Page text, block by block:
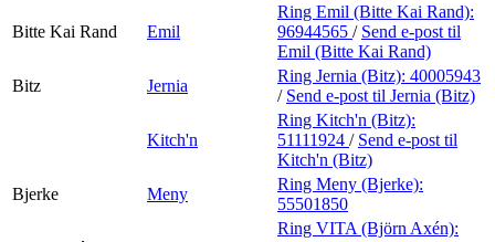
Bitte Kai Rand Emil
Ring Emil (Bitte Kai Rand):
96944565 / Send e-post til
Emil (Bitte Kai Rand)
Bitz
Jernia
Ring Jernia (Bitz): 40005943
/ Send e-post til Jernia (Bitz)
Kitch'n
Ring Kitch'n (Bitz):
51111924 / Send e-post til
Kitch'n (Bitz)
Bjerke
Meny
Ring Meny (Bjerke):
55501850
Ring VITA (Björn Axén):